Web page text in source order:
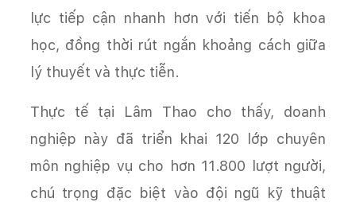
lực tiếp cận nhanh hơn với tiến bộ khoa
học, đồng thời rút ngắn khoảng cách giữa
lý thuyết và thực tiễn.
Thực tế tại Lâm Thao cho thấy, doanh
nghiệp này đã triển khai 120 lớp chuyên
môn nghiệp vụ cho hơn 11.800 lượt người,
chú trọng đặc biệt vào đội ngũ kỹ thuật